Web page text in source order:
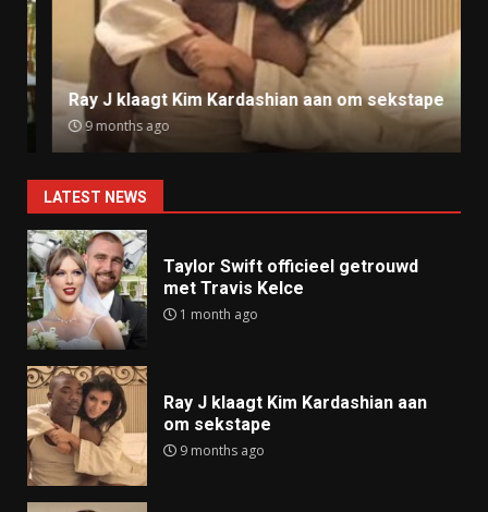
Ray J klaagt Kim Kardashian aan om sekstape
9 months ago
LATEST NEWS
Taylor Swift officieel getrouwd
met Travis Kelce
1 month ago
Ray J klaagt Kim Kardashian aan
om sekstape
9 months ago